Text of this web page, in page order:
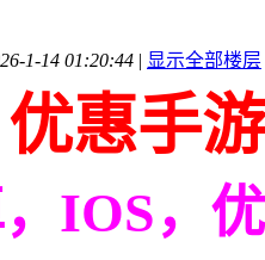
1-14 01:20:44 | 显示全部楼层
优惠手
IOS，